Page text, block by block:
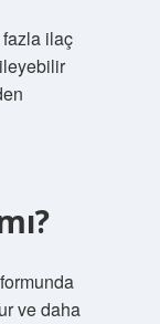
ilaç
ve daha